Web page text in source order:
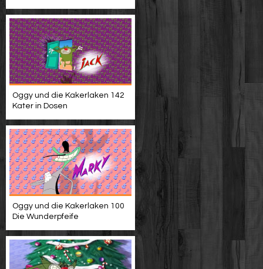
Oggy und die Kakerlaken 142
Kater in Dosen
Oggy und die Kakerlaken 100
Die Wunderpfeife